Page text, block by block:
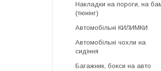
Накладки на пороги, на
(тюнінг)
Автомобільні КИЛИМКИ
Автомобільні чохли на
сидіння
Багажник, бокси на авто